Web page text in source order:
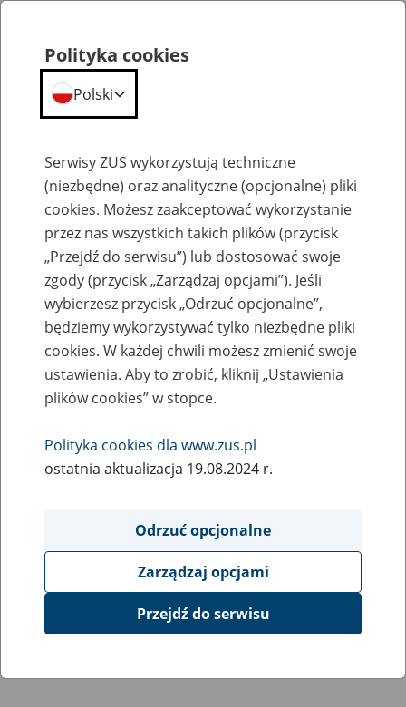
Przepraszamy,
podana strona nie została znaleziona.
Błąd 404
Przejdź do strony głównej
Polityka cookies
Polski
Serwisy ZUS wykorzystują techniczne
(niezbędne) oraz analityczne (opcjonalne) pliki
cookies. Możesz zaakceptować wykorzystanie
przez nas wszystkich takich plików (przycisk
„Przejdź do serwisu”) lub dostosować swoje
zgody (przycisk „Zarządzaj opcjami”). Jeśli
wybierzesz przycisk „Odrzuć opcjonalne”,
będziemy wykorzystywać tylko niezbędne pliki
cookies. W każdej chwili możesz zmienić swoje
ustawienia. Aby to zrobić, kliknij „Ustawienia
plików cookies” w stopce.
Polityka cookies dla www.zus.pl
ostatnia aktualizacja 19.08.2024 r.
Odrzuć opcjonalne
Zarządzaj opcjami
Przejdź do serwisu